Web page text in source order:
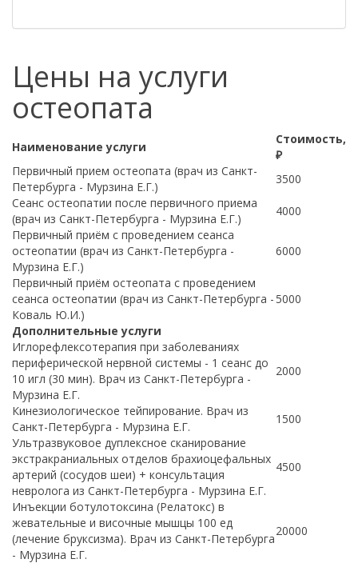
Цены на услуги
остеопата
Наименование услуги
Стоимость,
₽
Первичный прием остеопата (врач из Санкт-
Петербурга - Мурзина Е.Г.)
3500
Сеанс остеопатии после первичного приема
(врач из Санкт-Петербурга - Мурзина Е.Г.)
4000
Первичный приём с проведением сеанса
остеопатии (врач из Санкт-Петербурга -
Мурзина Е.Г.)
6000
Первичный приём остеопата с проведением
сеанса остеопатии (врач из Санкт-Петербурга -
Коваль Ю.И.)
5000
Дополнительные услуги
Иглорефлексотерапия при заболеваниях
периферической нервной системы - 1 сеанс до
10 игл (30 мин). Врач из Санкт-Петербурга -
Мурзина Е.Г.
2000
Кинезиологическое тейпирование. Врач из
Санкт-Петербурга - Мурзина Е.Г.
1500
Ультразвуковое дуплексное сканирование
экстракраниальных отделов брахиоцефальных
артерий (сосудов шеи) + консультация
невролога из Санкт-Петербурга - Мурзина Е.Г.
4500
Инъекции ботулотоксина (Релатокс) в
жевательные и височные мышцы 100 ед
(лечение бруксизма). Врач из Санкт-Петербурга
- Мурзина Е.Г.
20000